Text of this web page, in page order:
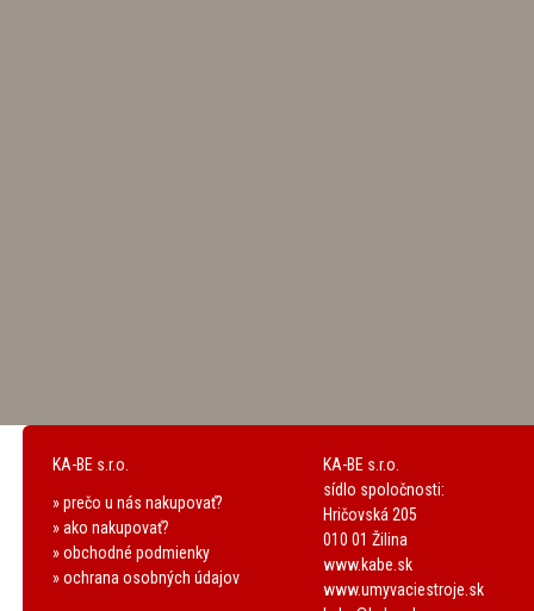
KA-BE s.r.o.
» prečo u nás nakupovať?
» ako nakupovať?
» obchodné podmienky
» ochrana osobných údajov
KA-BE s.r.o.
sídlo spoločnosti:
Hričovská 205
010 01 Žilina
www.kabe.sk
www.umyvaciestroje.sk